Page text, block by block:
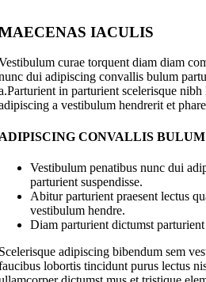
IACULIS
curae torquent diam diam
dui adipiscing convallis bulum
in parturient scelerisque nibh
a vestibulum hendrerit et
CONVALLIS BULUM
Vestibulum penatibus nunc dui
parturient suspendisse.
Abitur parturient praesent lectus
vestibulum hendre.
Diam parturient dictumst
adipiscing bibendum sem
lobortis tincidunt purus lectus